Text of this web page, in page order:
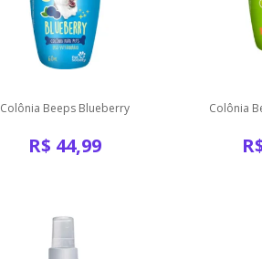
Colônia Beeps Blueberry
R$ 44,99
Colônia